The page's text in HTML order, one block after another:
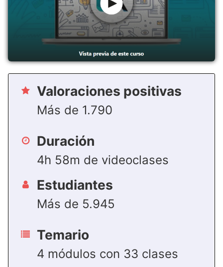
Valoraciones positivas
Más de 1.790
Duración
4h 58m de videoclases
Estudiantes
Más de 5.945
Temario
4 módulos con 33 clases